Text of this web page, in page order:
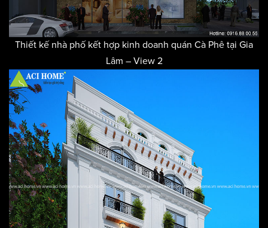
Thiết kế nhà phố kết hợp kinh doanh quán Cà Phê tại Gia
Lâm – View 2